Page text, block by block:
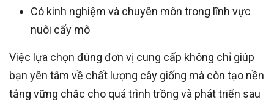
Có kinh nghiệm và chuyên môn trong lĩnh vực
nuôi cấy mô
Việc lựa chọn đúng đơn vị cung cấp không chỉ giúp
bạn yên tâm về chất lượng cây giống mà còn tạo nền
tảng vững chắc cho quá trình trồng và phát triển sau